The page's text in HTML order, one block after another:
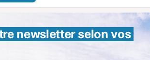
newsletter selon vos